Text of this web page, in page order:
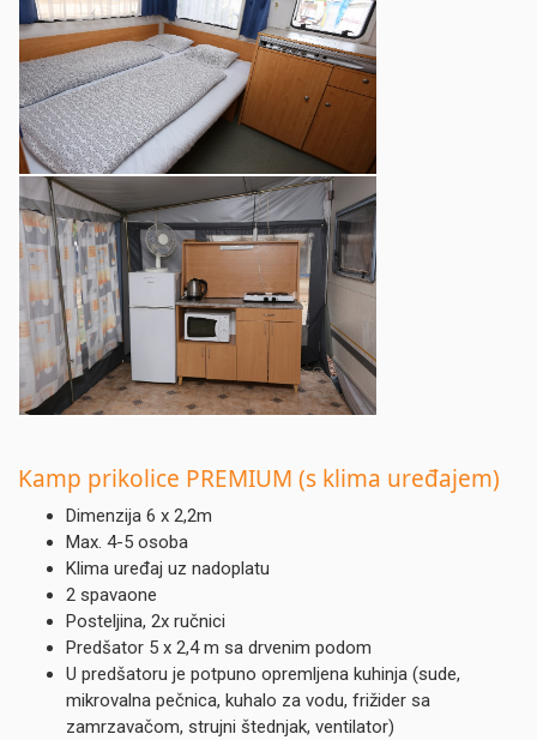
Kamp prikolice PREMIUM (s klima uređajem)
Dimenzija 6 x 2,2m
Max. 4-5 osoba
Klima uređaj uz nadoplatu
2 spavaone
Posteljina, 2x ručnici
Predšator 5 x 2,4 m sa drvenim podom
U predšatoru je potpuno opremljena kuhinja (sude,
mikrovalna pečnica, kuhalo za vodu, frižider sa
zamrzavačom, strujni štednjak, ventilator)